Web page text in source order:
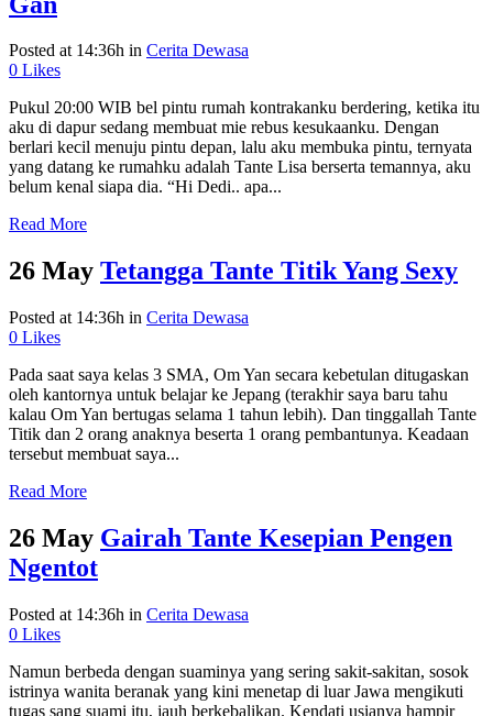
Posted at 14:36h in Cerita Dewasa
0 Likes
Pukul 20:00 WIB bel pintu rumah kontrakanku berdering, ketika itu
aku di dapur sedang membuat mie rebus kesukaanku. Dengan
berlari kecil menuju pintu depan, lalu aku membuka pintu, ternyata
yang datang ke rumahku adalah Tante Lisa berserta temannya, aku
belum kenal siapa dia. “Hi Dedi.. apa...
Read More
26 May Tetangga Tante Titik Yang Sexy
Posted at 14:36h in Cerita Dewasa
0 Likes
Pada saat saya kelas 3 SMA, Om Yan secara kebetulan ditugaskan
oleh kantornya untuk belajar ke Jepang (terakhir saya baru tahu
kalau Om Yan bertugas selama 1 tahun lebih). Dan tinggallah Tante
Titik dan 2 orang anaknya beserta 1 orang pembantunya. Keadaan
tersebut membuat saya...
Read More
26 May Gairah Tante Kesepian Pengen
Ngentot
Posted at 14:36h in Cerita Dewasa
0 Likes
Namun berbeda dengan suaminya yang sering sakit-sakitan, sosok
istrinya wanita beranak yang kini menetap di luar Jawa mengikuti
tugas sang suami itu, jauh berkebalikan. Kendati usianya hampir